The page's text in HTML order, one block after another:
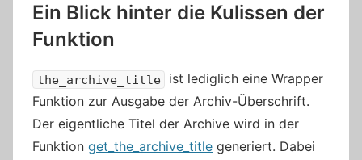
Ein Blick hinter die Kulissen der
Funktion
the_archive_title
ist lediglich eine Wrapper
Funktion zur Ausgabe der Archiv-Überschrift.
Der eigentliche Titel der Archive wird in der
Funktion get_the_archive_title generiert. Dabei